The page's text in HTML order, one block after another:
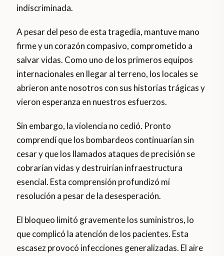
indiscriminada.
A pesar del peso de esta tragedia, mantuve mano
firme y un corazón compasivo, comprometido a
salvar vidas. Como uno de los primeros equipos
internacionales en llegar al terreno, los locales se
abrieron ante nosotros con sus historias trágicas y
vieron esperanza en nuestros esfuerzos.
Sin embargo, la violencia no cedió. Pronto
comprendí que los bombardeos continuarían sin
cesar y que los llamados ataques de precisión se
cobrarían vidas y destruirían infraestructura
esencial. Esta comprensión profundizó mi
resolución a pesar de la desesperación.
El bloqueo limitó gravemente los suministros, lo
que complicó la atención de los pacientes. Esta
escasez provocó infecciones generalizadas. El aire